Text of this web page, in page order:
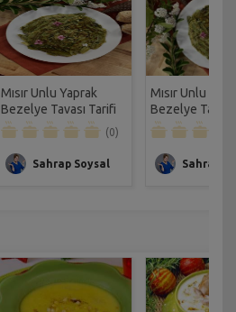
Mısır Unlu Yaprak
Bezelye Tavası Tarifi
(0)
Sahrap Soysal
Mısır Unlu
Bezelye Tarifi
Sahrap